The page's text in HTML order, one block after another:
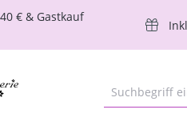
springen
€ & Gastkauf